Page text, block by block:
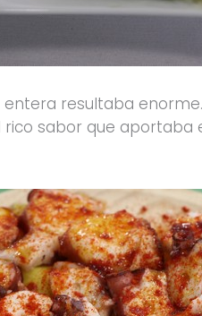
resultaba
sabor que aportaba